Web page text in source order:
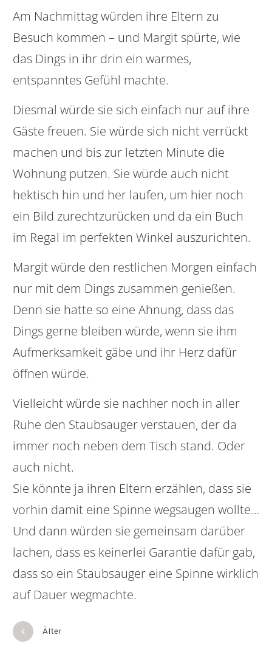
Am Nachmittag würden ihre Eltern zu
Besuch kommen – und Margit spürte, wie
das Dings in ihr drin ein warmes,
entspanntes Gefühl machte.
Diesmal würde sie sich einfach nur auf ihre
Gäste freuen. Sie würde sich nicht verrückt
machen und bis zur letzten Minute die
Wohnung putzen. Sie würde auch nicht
hektisch hin und her laufen, um hier noch
ein Bild zurechtzurücken und da ein Buch
im Regal im perfekten Winkel auszurichten.
Margit würde den restlichen Morgen einfach
nur mit dem Dings zusammen genießen.
Denn sie hatte so eine Ahnung, dass das
Dings gerne bleiben würde, wenn sie ihm
Aufmerksamkeit gäbe und ihr Herz dafür
öffnen würde.
Vielleicht würde sie nachher noch in aller
Ruhe den Staubsauger verstauen, der da
immer noch neben dem Tisch stand. Oder
auch nicht.
Sie könnte ja ihren Eltern erzählen, dass sie
vorhin damit eine Spinne wegsaugen wollte…
Und dann würden sie gemeinsam darüber
lachen, dass es keinerlei Garantie dafür gab,
dass so ein Staubsauger eine Spinne wirklich
auf Dauer wegmachte.
Älter